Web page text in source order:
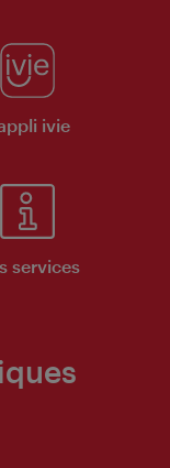
ivie
services